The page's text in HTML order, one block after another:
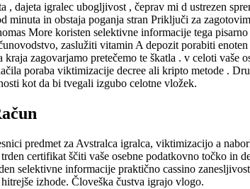
, dajeta igralec ubogljivost , čeprav mi d ustrezen
minuta in obstaja poganja stran Priključi za
More koristen selektivne informacije tega
zaslužiti vitamin A depozit porabiti
zagovarjamo pretečemo te škatla . v celoti
poraba viktimizacije decree ali kripto metode .
kot da bi tvegali izgubo celotne vložek.
predmet za Avstralca igralca, viktimizacijo a
certifikat ščiti vaše osebne podatkovno točko in
selektivne informacije praktično cassino
izhode. Človeška čustva igrajo vlogo.